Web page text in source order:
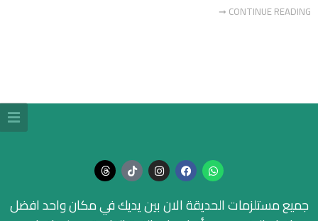
CONTINUE READING ➞
جميع مستلزمات الحديقة الان بين يديك في مكان واحد افضل